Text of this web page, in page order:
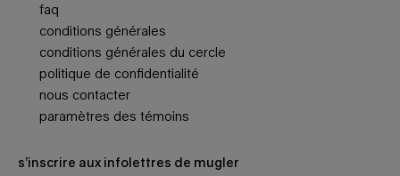
faq
conditions générales
conditions générales du cercle
politique de confidentialité
nous contacter
paramètres des témoins
s’inscrire aux infolettres de mugler